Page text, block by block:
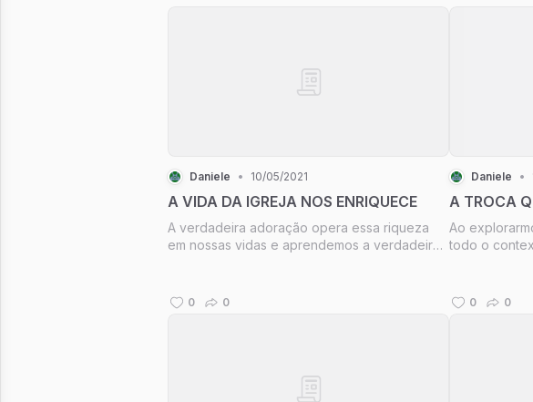
Daniele • 10/05/2021
A VIDA DA IGREJA NOS ENRIQUECE
A verdadeira adoração opera essa riqueza
em nossas vidas e aprendemos a verdadeira
igreja, que é seu corpo.
0 0
Daniele •
A TROCA
Ao
todo o
Deus com
0 0